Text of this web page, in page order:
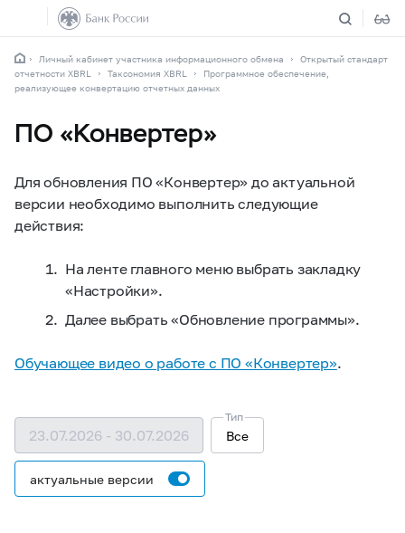
Личный кабинет участника информационного обмена
Открытый стандарт
отчетности XBRL
Таксономия XBRL
Программное обеспечение,
реализующее конвертацию отчетных данных
ПО «Конвертер»
Для обновления ПО «Конвертер» до актуальной
версии необходимо выполнить следующие
действия:
На ленте главного меню выбрать закладку
«Настройки».
Далее выбрать «Обновление программы».
Обучающее видео о работе с ПО «Конвертер».
23.07.2026 - 30.07.2026
Тип
Все
актуальные версии